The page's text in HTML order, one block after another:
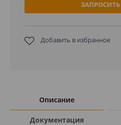
Добавить в избранное
Описание
Документация